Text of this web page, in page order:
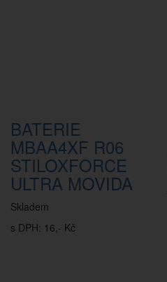
BATERIE
MBAA4XF R06
STILOXFORCE
ULTRA MOVIDA
Skladem
s DPH: 16,- Kč